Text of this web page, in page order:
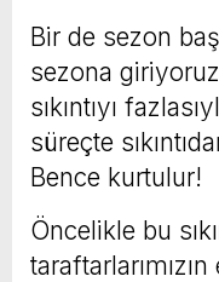
Bir de sezon
sezona
sıkıntıyı
süreçte
Bence kurtulur!
Öncelikle bu